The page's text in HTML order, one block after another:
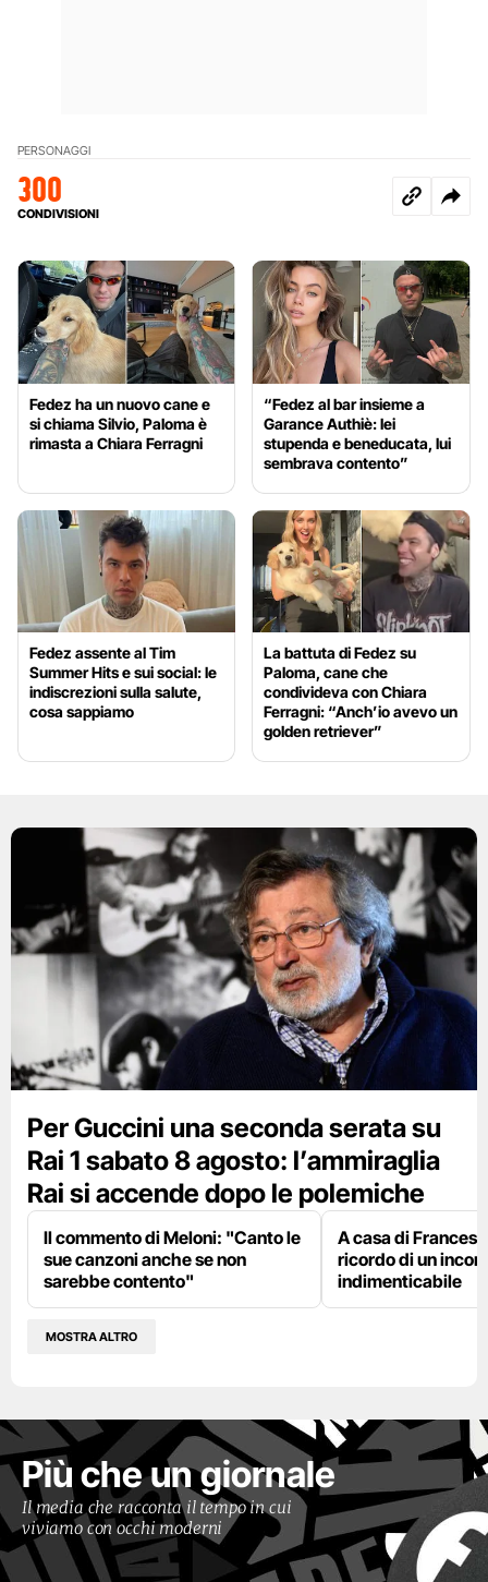
PERSONAGGI
300
CONDIVISIONI
Fedez ha un nuovo cane e
si chiama Silvio, Paloma è
rimasta a Chiara Ferragni
“Fedez al bar insieme a
Garance Authiè: lei
stupenda e beneducata, lui
sembrava contento”
Fedez assente al Tim
Summer Hits e sui social: le
indiscrezioni sulla salute,
cosa sappiamo
La battuta di Fedez su
Paloma, cane che
condivideva con Chiara
Ferragni: “Anch’io avevo un
golden retriever”
Per Guccini una seconda serata su
Rai 1 sabato 8 agosto: l’ammiraglia
Rai si accende dopo le polemiche
Il commento di Meloni: "Canto le
sue canzoni anche se non
sarebbe contento"
A casa di
ricordo di un
indimenticabile
MOSTRA ALTRO
Più che un giornale
Il media che racconta il tempo in cui
viviamo con occhi moderni